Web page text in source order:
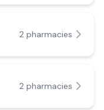
2 pharmacies
2 pharmacies